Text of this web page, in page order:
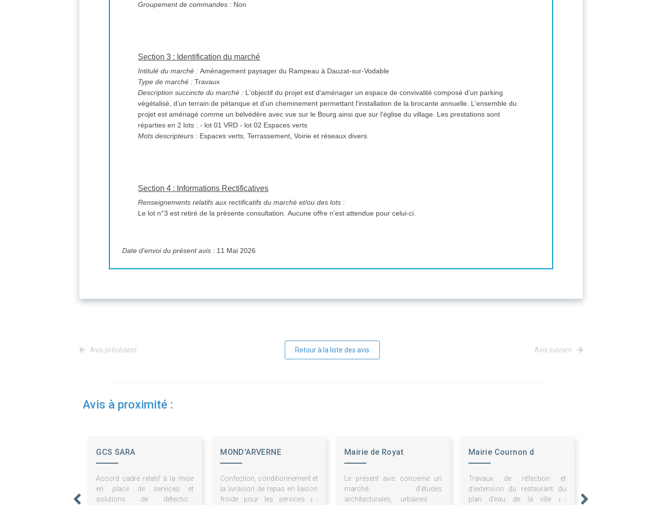
Groupement de commandes : Non
Section 3 : Identification du marché
Intitulé du marché : Aménagement paysager du Rampeau à Dauzat-sur-Vodable
Type de marché : Travaux
Description succincte du marché : L'objectif du projet est d'aménager un espace de convivalité composé d'un parking
végétalisé, d'un terrain de pétanque et d'un cheminement permettant l'installation de la brocante annuelle. L'ensemble du
projet est aménagé comme un belvédère avec vue sur le Bourg ainsi que sur l'église du village. Les prestations sont
réparties en 2 lots : - lot 01 VRD - lot 02 Espaces verts
Mots descripteurs : Espaces verts, Terrassement, Voirie et réseaux divers.
Section 4 : Informations Rectificatives
Renseignements relatifs aux rectificatifs du marché et/ou des lots :
Le lot n°3 est retiré de la présente consultation. Aucune offre n'est attendue pour celui-ci.
Date d'envoi du présent avis : 11 Mai 2026
Avis précédent Retour à la liste des avis Avis suivant
Avis à proximité :
GCS SARA
Accord cadre relatif à la mise
en place de services et
solutions de détection,
MOND'ARVERNE
Confection, conditionnement et
la livraison de repas en liaison
froide pour les services de
Mairie de Royat
Le présent avis concerne un
marché d'études
architecturales, urbaines et
Mairie Cournon d
Travaux de réfection et
d'extension du restaurant du
plan d'eau de la ville de